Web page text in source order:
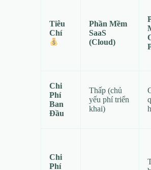
Tiêu
Chí
Phần Mềm
SaaS
(Cloud)
Chi
Phí
Ban
Đầu
Thấp (chủ
yếu phí triển
khai)
Chi
Phí